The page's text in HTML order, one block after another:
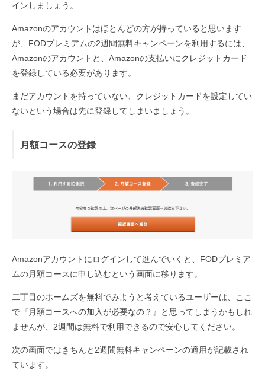
インしましょう。
Amazonのアカウントはほとんどの方が持っていると思います
が、FODプレミアムの2週間無料キャンペーンを利用するには、
Amazonのアカウントと、Amazonの支払いにクレジットカード
を登録している必要があります。
まだアカウントを持っていない、クレジットカードを設定してい
ないという場合は先に登録してしまいましょう。
月額コースの登録
Amazonアカウントにログインして進んでいくと、FODプレミア
ムの月額コースに申し込むという画面に移ります。
二丁目のホームズを無料でみようと考えているユーザーは、ここ
で『月額コースへの加入が必要なの？』と思ってしまうかもしれ
ませんが、2週間は無料で利用できるので安心してください。
次の画面ではきちんと2週間無料キャンペーンの適用が記載され
ています。